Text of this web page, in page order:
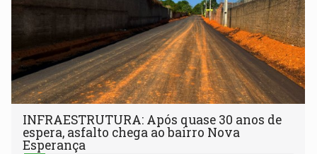
INFRAESTRUTURA: Após quase 30 anos de
espera, asfalto chega ao bairro Nova
Esperança